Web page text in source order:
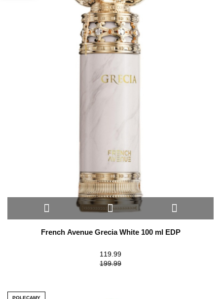
French Avenue Grecia White 100 ml EDP
119.99
199.99
POLECAMY